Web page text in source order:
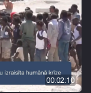
00:02:10